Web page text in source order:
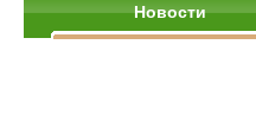
Новости